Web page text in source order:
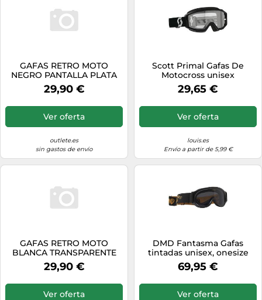
GAFAS RETRO MOTO
NEGRO PANTALLA PLATA
29,90 €
Ver oferta
outlete.es
sin gastos de envío
Scott Primal Gafas De
Motocross unisex
29,65 €
Ver oferta
louis.es
Envío a partir de 5,99 €
GAFAS RETRO MOTO
BLANCA TRANSPARENTE
PANTALLA
29,90 €
Ver oferta
DMD Fantasma Gafas
tintadas unisex, onesize
69,95 €
Ver oferta